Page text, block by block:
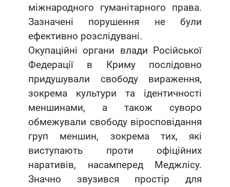
міжнародного гуманітарного права.
Зазначені порушення не були
ефективно розслідувані.
Окупаційні органи влади Російської
Федерації в Криму послідовно
придушували свободу вираження,
зокрема культури та ідентичності
меншинами, а також суворо
обмежували свободу віросповідання
груп меншин, зокрема тих, які
виступають проти офіційних
наративів, насамперед Меджлісу.
Значно звузився простір для